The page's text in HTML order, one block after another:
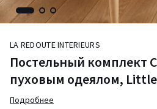
LA REDOUTE INTERIEURS
Постельный комплект
пуховым одеялом,
Подробнее